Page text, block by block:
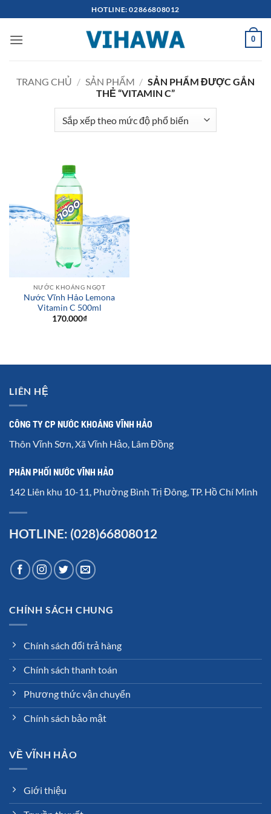
qua
nội
HOTLINE: 02866808012
0
TRANG CHỦ / SẢN PHẨM / SẢN PHẨM ĐƯỢC GẮN
THẺ “VITAMIN C”
NƯỚC KHOÁNG NGỌT
Nước Vĩnh Hảo Lemona
Vitamin C 500ml
170.000₫
LIÊN HỆ
CÔNG TY CP NƯỚC KHOÁNG VĨNH HẢO
Thôn Vĩnh Sơn, Xã Vĩnh Hảo, Lâm Đồng
PHÂN PHỐI NƯỚC VĨNH HẢO
142 Liên khu 10-11, Phường Bình Trị Đông, TP. Hồ Chí Minh
HOTLINE: (028)66808012
CHÍNH SÁCH CHUNG
Chính sách đổi trả hàng
Chính sách thanh toán
Phương thức vận chuyển
Chính sách bảo mật
VỀ VĨNH HẢO
Giới thiệu